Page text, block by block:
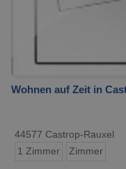
Wohnen auf Zeit in
44577 Castrop-Rauxel
1 Zimmer
Zimmer